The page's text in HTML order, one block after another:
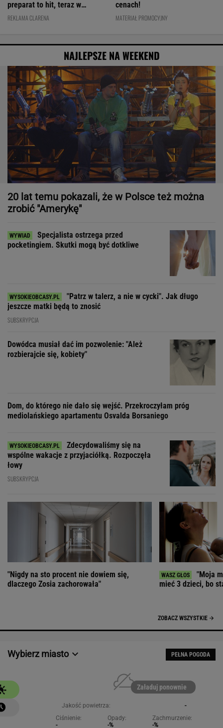
preparat to hit, teraz w
świetnej cenie
REKLAMA CLARENA
cenach!
MATERIAŁ PROMOCYJNY
NAJLEPSZE NA WEEKEND
20 lat temu pokazali, że w Polsce też można
zrobić "Amerykę"
Specjalista ostrzega przed
pocketingiem. Skutki mogą być dotkliwe
"Patrz w talerz, a nie w cycki". Jak długo
jeszcze matki będą to znosić
SUBSKRYPCJA
Dowódca musiał dać im pozwolenie: "Ależ
rozbierajcie się, kobiety"
Dom, do którego nie dało się wejść. Przekroczyłam próg
mediolańskiego apartamentu Osvalda Borsaniego
Zdecydowaliśmy się na
wspólne wakacje z przyjaciółką. Rozpoczęła
łowy
SUBSKRYPCJA
"Nigdy na sto procent nie dowiem się,
dlaczego Zosia zachorowała"
"Moja
mieć 3 dzieci, bo
ZOBACZ WSZYSTKIE
Wybierz miasto PEŁNA POGODA
Załaduj ponownie
Jakość powietrza:
-
Ciśnienie:
-
Opady:
-%
Zachmurzenie:
-%